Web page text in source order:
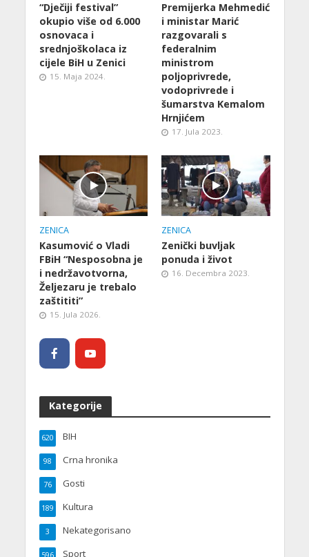
“Dječiji festival”
okupio više od 6.000
osnovaca i
srednjoškolaca iz
cijele BiH u Zenici
15. Maja 2024.
Premijerka Mehmedić
i ministar Marić
razgovarali s
federalnim
ministrom
poljoprivrede,
vodoprivrede i
šumarstva Kemalom
Hrnjićem
17. Jula 2023.
ZENICA
Kasumović o Vladi
FBiH “Nesposobna je
i nedržavotvorna,
Željezaru je trebalo
zaštititi”
15. Jula 2026.
ZENICA
Zenički buvljak
ponuda i život
16. Decembra 2023.
Kategorije
BIH
620
Crna hronika
98
Gosti
76
Kultura
189
Nekategorisano
3
Sport
596